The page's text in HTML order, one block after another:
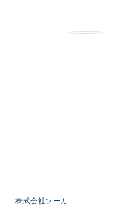
メニュー
株式会社ソーカ